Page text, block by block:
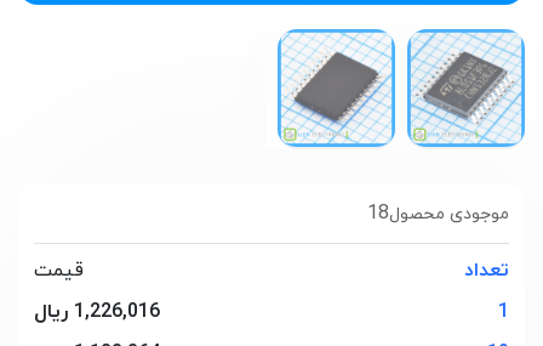
18موجودی محصول
تعداد
قیمت
1
1,226,016 ریال